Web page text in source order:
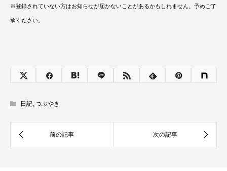
※登録されていない方はお知らせが届かないことがあるかもしれません。予めご了
承ください。
日記 つぶやき